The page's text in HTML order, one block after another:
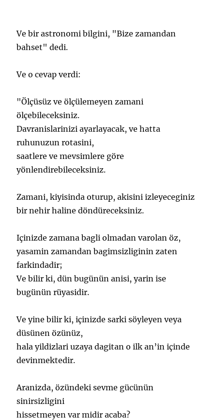
Ve bir astronomi bilgini, "Bize zamandan
bahset" dedi.
Ve o cevap verdi:
"Ölçüsüz ve ölçülemeyen zamani
ölçebileceksiniz.
Davranislarinizi ayarlayacak, ve hatta
ruhunuzun rotasini,
saatlere ve mevsimlere göre
yönlendirebileceksiniz.
Zamani, kiyisinda oturup, akisini izleyeceginiz
bir nehir haline döndüreceksiniz.
Içinizde zamana bagli olmadan varolan öz,
yasamin zamandan bagimsizliginin zaten
farkindadir;
Ve bilir ki, dün bugünün anisi, yarin ise
bugünün rüyasidir.
Ve yine bilir ki, içinizde sarki söyleyen veya
düsünen özünüz,
hala yildizlari uzaya dagitan o ilk an’in içinde
devinmektedir.
Aranizda, özündeki sevme gücünün
sinirsizligini
hissetmeyen var midir acaba?